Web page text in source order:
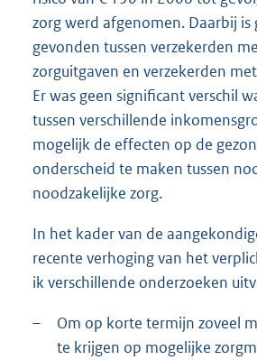
zorg werd afgenomen. Daarbij is
gevonden tussen verzekerden
zorguitgaven en verzekerden
Er was geen significant verschil
tussen verschillende
mogelijk de effecten op de
onderscheid te maken tussen
noodzakelijke zorg.
In het kader van de
recente verhoging van het
ik verschillende onderzoeken
–
Om op korte termijn zoveel
te krijgen op mogelijke